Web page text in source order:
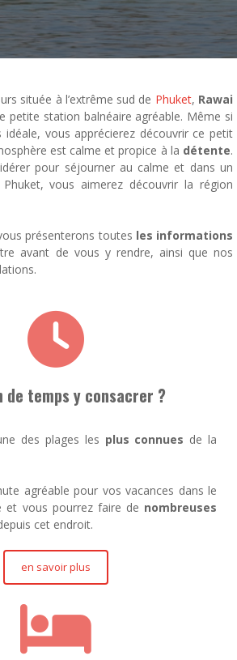
située à l’extrême sud de Phuket, Rawai
petite station balnéaire agréable. Même si
idéale, vous apprécierez découvrir ce petit
est calme et propice à la détente.
pour séjourner au calme et dans un
vous aimerez découvrir la région
présenterons toutes les informations
avant de vous y rendre, ainsi que nos
de temps y consacrer ?
des plages les plus connues de la
agréable pour vos vacances dans le
et vous pourrez faire de nombreuses
cet endroit.
en savoir plus